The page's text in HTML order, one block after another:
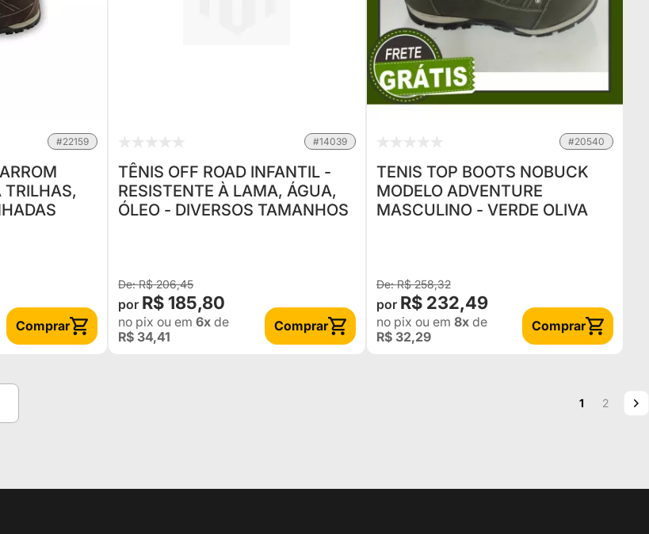
#22159
TRILHAS,
Comprar
#14039
TÊNIS OFF ROAD INFANTIL -
RESISTENTE À LAMA, ÁGUA,
ÓLEO - DIVERSOS TAMANHOS
R$ 206,45
R$ 185,80
no pix ou em6x de
R$ 34,41
Comprar
#20540
TENIS TOP BOOTS NOBUCK
MODELO ADVENTURE
MASCULINO - VERDE OLIVA
R$ 258,32
R$ 232,49
no pix ou em 8xde
R$ 32,29
Comprar
Página
Você esta
1 Página
2